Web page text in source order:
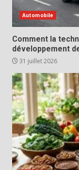
Automobile
Comment la
développement
31 juillet 2026